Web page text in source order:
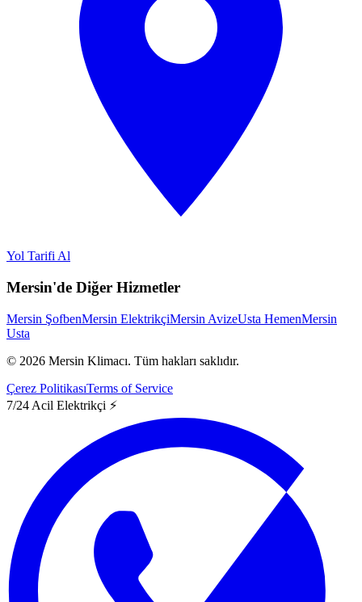
Yol Tarifi Al
Mersin'de Diğer Hizmetler
Mersin ŞofbenMersin ElektrikçiMersin AvizeUsta HemenMersin
Usta
© 2026 Mersin Klimacı. Tüm hakları saklıdır.
Çerez PolitikasıTerms of Service
7/24 Acil Elektrikçi ⚡